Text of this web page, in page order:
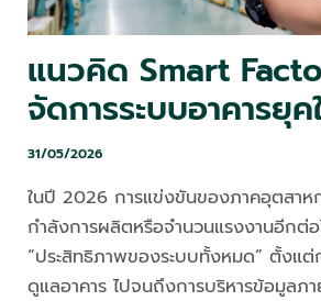
แนวคิด Smart
จัดการระบบอาคารยุค
31/05/2026
ในปี 2026 การแข่งขันของภาคอุตสาห
กำลังการผลิตหรือจำนวนแรงงานอีกต่
“ประสิทธิภาพของระบบทั้งหมด” ตั้งแต่
ดูแลอาคาร ไปจนถึงการบริหารข้อมูลภา